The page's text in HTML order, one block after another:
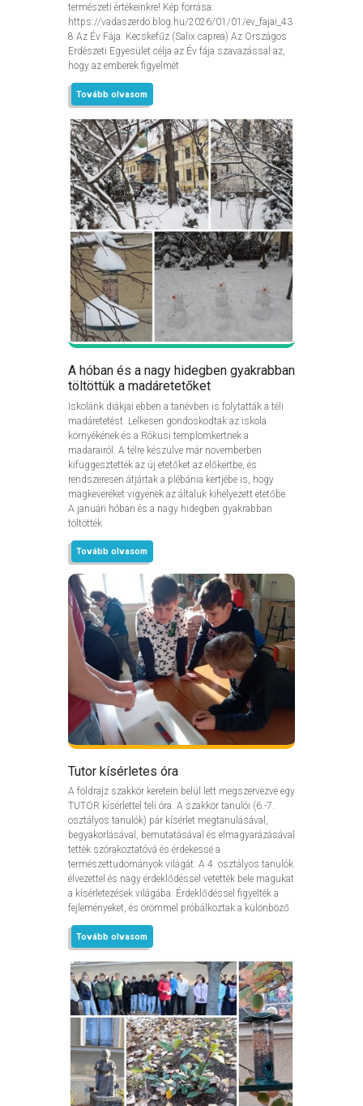
természeti értékeinkre! Kép forrása:
https://vadaszerdo.blog.hu/2026/01/01/ev_fajai_43
8 Az Év Fája: Kecskefűz (Salix caprea) Az Országos
Erdészeti Egyesület célja az Év fája szavazással az,
hogy az emberek figyelmét
Tovább olvasom
A hóban és a nagy hidegben gyakrabban
töltöttük a madáretetőket
Iskolánk diákjai ebben a tanévben is folytatták a téli
madáretetést. Lelkesen gondoskodtak az iskola
környékének és a Rókusi templomkertnek a
madarairól. A télre készülve már novemberben
kifüggesztették az új etetőket az előkertbe, és
rendszeresen átjártak a plébánia kertjébe is, hogy
magkeveréket vigyenek az általuk kihelyezett etetőbe.
A januári hóban és a nagy hidegben gyakrabban
töltötték
Tovább olvasom
Tutor kísérletes óra
A földrajz szakkör keretein belül lett megszervezve egy
TUTOR kísérlettel teli óra. A szakkör tanulói (6.-7.
osztályos tanulók) pár kísérlet megtanulásával,
begyakorlásával, bemutatásával és elmagyarázásával
tették szórakoztatóvá és érdekessé a
természettudományok világát. A 4. osztályos tanulók
élvezettel és nagy érdeklődéssel vetették bele magukat
a kísérletezések világába. Érdeklődéssel figyelték a
fejleményeket, és örömmel próbálkoztak a különböző
Tovább olvasom